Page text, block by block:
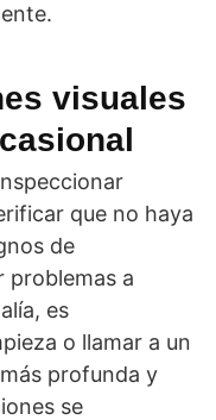
visuales
que no haya
de
problemas a
es
o llamar a un
profunda y
se